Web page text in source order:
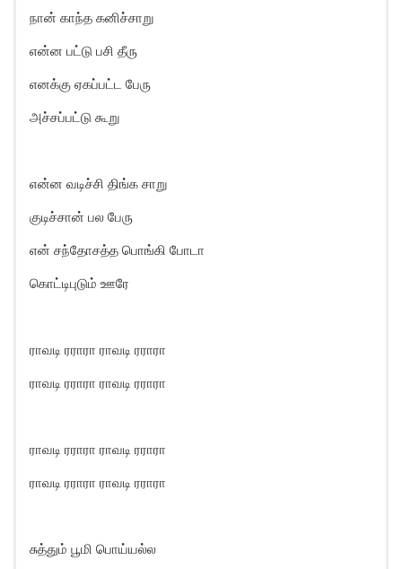
நான் காந்த கனிச்சாறு
என்ன பட்டு பசி தீரு
எனக்கு ஏகப்பட்ட பேரு
அச்சப்பட்டு கூறு
என்ன வடிச்சி திங்க சாறு
குடிச்சான் பல பேரு
என் சந்தோசத்த பொங்கி போடா
கொட்டிபுடும் ஊரே
ராவடி ரராரா ராவடி ரராரா
ராவடி ரராரா ராவடி ரராரா
ராவடி ரராரா ராவடி ரராரா
ராவடி ரராரா ராவடி ரராரா
சுத்தும் பூமி பொய்யல்ல